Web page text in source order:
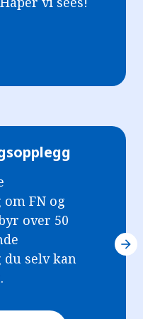
FN og
over 50
selv kan
arrow_forward